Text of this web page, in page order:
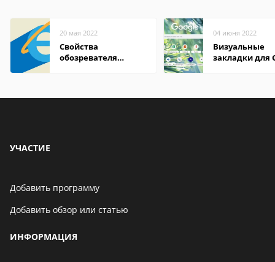
20 мая 2022
Свойства
обозревателя
04 июня 2022
Визуальные
закладки для
УЧАСТИЕ
Добавить программу
Добавить обзор или статью
ИНФОРМАЦИЯ